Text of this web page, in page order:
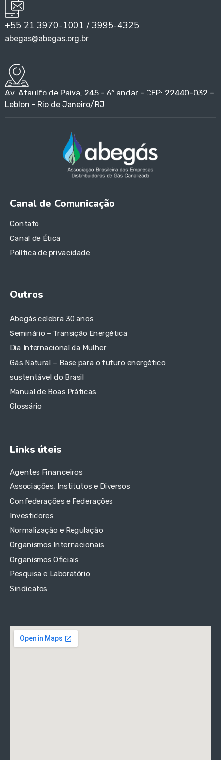
+55 21 3970-1001 / 3995-4325
abegas@abegas.org.br
Av. Ataulfo de Paiva, 245 - 6º andar - CEP: 22440-032 –
Leblon - Rio de Janeiro/RJ
Canal de Comunicação
Contato
Canal de Ética
Política de privacidade
Outros
Abegás celebra 30 anos
Seminário – Transição Energética
Dia Internacional da Mulher
Gás Natural – Base para o futuro energético
sustentável do Brasil
Manual de Boas Práticas
Glossário
Links úteis
Agentes Financeiros
Associações, Institutos e Diversos
Confederações e Federações
Investidores
Normalização e Regulação
Organismos Internacionais
Organismos Oficiais
Pesquisa e Laboratório
Sindicatos